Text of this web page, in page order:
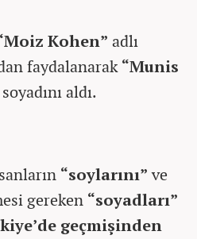
Kohen” adlı
faydalanarak“Munis
aldı.
“soylarını”ve
gereken “soyadları”
geçmişinden